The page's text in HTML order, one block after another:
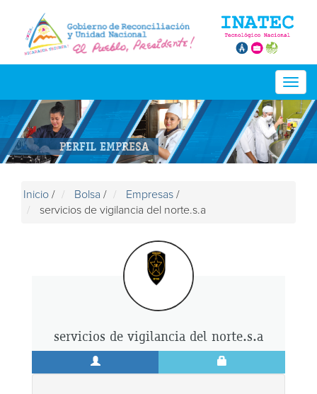
PERFIL EMPRESA
Inicio / Bolsa / Empresas /
servicios de vigilancia del norte.s.a
servicios de vigilancia del norte.s.a